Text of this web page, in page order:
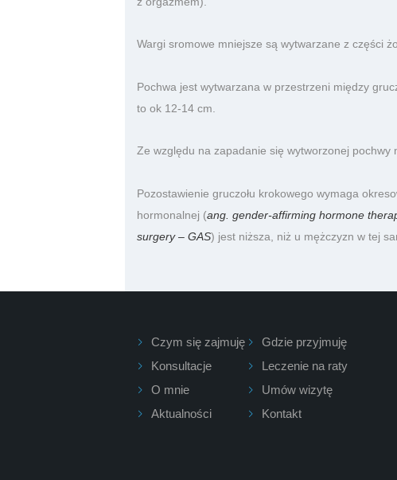
Wargi sromowe mniejsze są wytwarzane z części
Pochwa jest wytwarzana w przestrzeni między
to ok 12-14 cm.
Ze względu na zapadanie się wytworzonej
Pozostawienie gruczołu krokowego wymaga
hormonalnej (ang. gender-affirming hormone
surgery – GAS) jest niższa, niż u mężczyzn w tej
Czym się zajmuję
Gdzie przyjmuję
Konsultacje
Leczenie na raty
O mnie
Umów wizytę
Aktualności
Kontakt